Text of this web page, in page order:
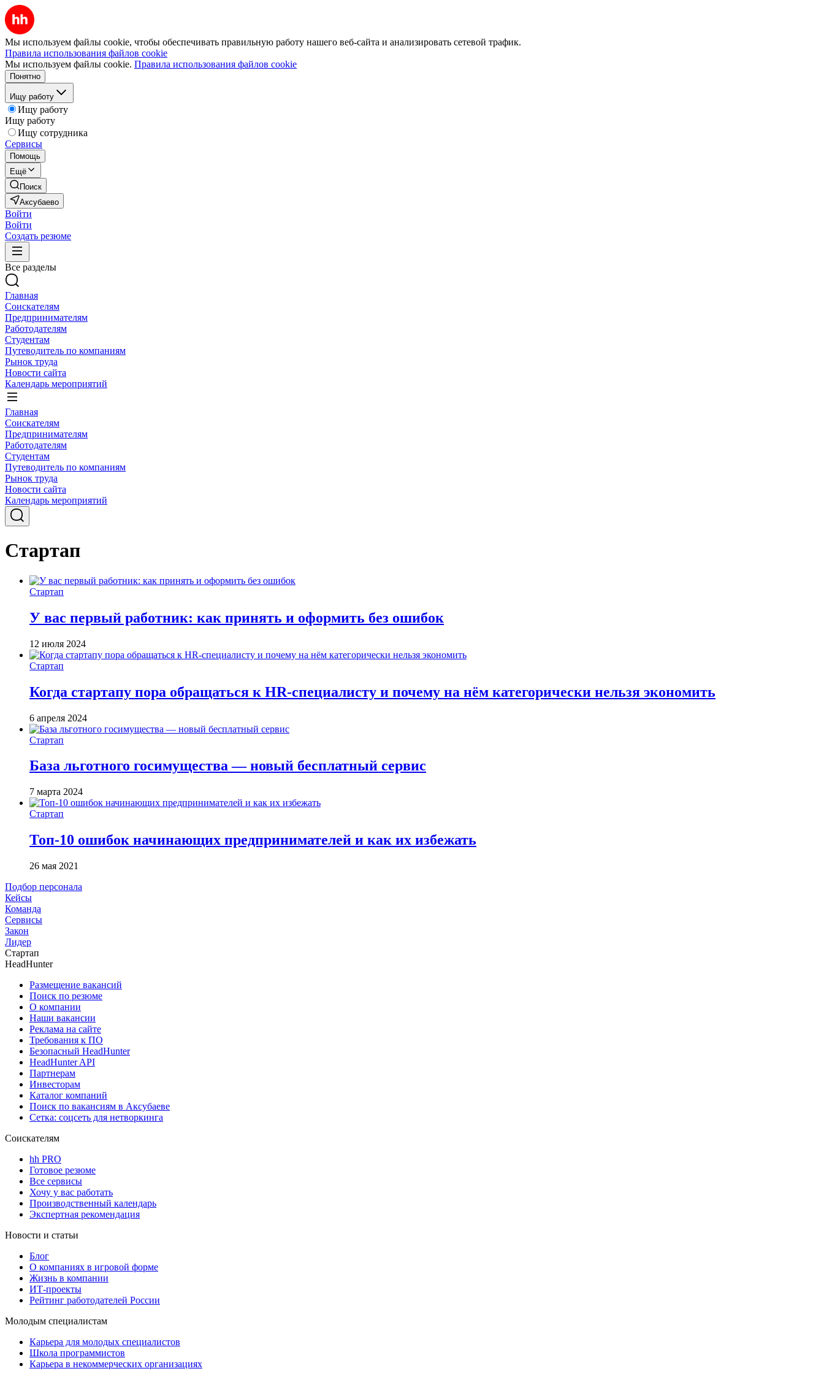
Мы используем файлы cookie, чтобы обеспечивать правильную работу нашего веб-сайта и анализировать сетевой трафик.
Правила использования файлов cookie
Мы используем файлы cookie. Правила использования файлов cookie
Понятно
Ищу работу
Ищу работу
Ищу работу
Ищу сотрудника
Сервисы
Помощь
Ещё
Поиск
Аксубаево
Войти
Войти
Создать резюме
Все разделы
Главная
Соискателям
Предпринимателям
Работодателям
Студентам
Путеводитель по компаниям
Рынок труда
Новости сайта
Календарь мероприятий
Главная
Соискателям
Предпринимателям
Работодателям
Студентам
Путеводитель по компаниям
Рынок труда
Новости сайта
Календарь мероприятий
Стартап
Стартап
У вас первый работник: как принять и оформить без ошибок
12 июля 2024
Стартап
Когда стартапу пора обращаться к HR-специалисту и почему на нём категорически нельзя экономить
6 апреля 2024
Стартап
База льготного госимущества — новый бесплатный сервис
7 марта 2024
Стартап
Топ-10 ошибок начинающих предпринимателей и как их избежать
26 мая 2021
Подбор персонала
Кейсы
Команда
Сервисы
Закон
Лидер
Стартап
HeadHunter
Размещение вакансий
Поиск по резюме
О компании
Наши вакансии
Реклама на сайте
Требования к ПО
Безопасный HeadHunter
HeadHunter API
Партнерам
Инвесторам
Каталог компаний
Поиск по вакансиям в Аксубаеве
Сетка: соцсеть для нетворкинга
Соискателям
hh PRO
Готовое резюме
Все сервисы
Хочу у вас работать
Производственный календарь
Экспертная рекомендация
Новости и статьи
Блог
О компаниях в игровой форме
Жизнь в компании
ИТ-проекты
Рейтинг работодателей России
Молодым специалистам
Карьера для молодых специалистов
Школа программистов
Карьера в некоммерческих организациях